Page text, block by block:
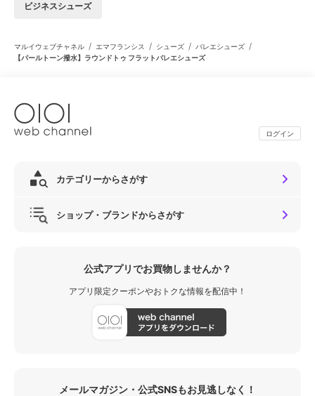
ビジネスシューズ
マルイウェブチャネル / エマフランシス / シューズ / バレエシューズ /
【パールトーン撥水】ラウンドトゥ フラットバレエシューズ
ログイン
カテゴリーからさがす
ショップ・ブランドからさがす
公式アプリでお買物しませんか？
アプリ限定クーポンやおトクな情報を配信中！
メールマガジン・公式SNSもお見逃しなく！